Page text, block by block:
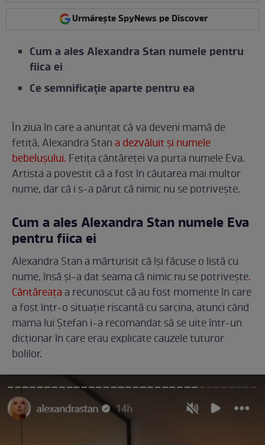
Urmărește SpyNews pe Discover
Cum a ales Alexandra Stan numele pentru
fiica ei
Ce semnificație aparte pentru ea
În ziua în care a anunțat că va deveni mamă de
fetiță, Alexandra Stana dezvăluit și numele
bebelușului. Fetița cântăreței va purta numele Eva.
Artista a povestit că a fost în căutarea mai multor
nume, dar că i s-a părut că nimic nu se potrivește.
Cum a ales Alexandra Stan numele Eva
pentru fiica ei
Alexandra Stan a mărturisit că își făcuse o listă cu
nume, însă și-a dat seama că nimic nu se potrivește.
Cântăreațaa recunoscut că au fost momente în care
a fost într-o situație riscantă cu sarcina, atunci când
mama lui Ștefan i-a recomandat să se uite într-un
dicționar în care erau explicate cauzele tuturor
bolilor.